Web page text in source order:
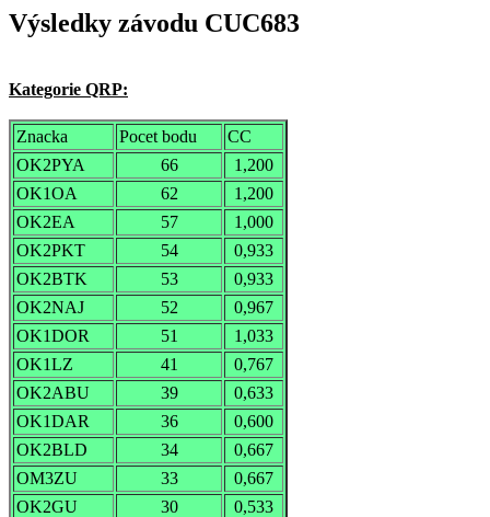
Výsledky závodu CUC683
Kategorie QRP:
Znacka Pocet bodu
CC
OK2PYA
66
1,200
OK1OA
62
1,200
OK2EA
57
1,000
OK2PKT
54
0,933
OK2BTK
53
0,933
OK2NAJ
52
0,967
OK1DOR
51
1,033
OK1LZ
41
0,767
OK2ABU
39
0,633
OK1DAR
36
0,600
OK2BLD
34
0,667
OM3ZU
33
0,667
OK2GU
30
0,533